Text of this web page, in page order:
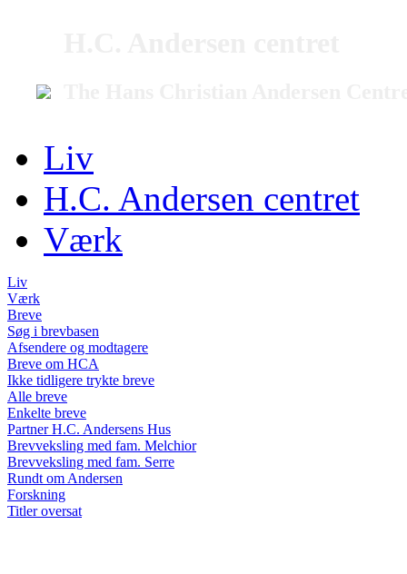
Liv
H.C. Andersen centret
Værk
Liv
Værk
Breve
Søg i brevbasen
Afsendere og modtagere
Breve om HCA
Ikke tidligere trykte breve
Alle breve
Enkelte breve
Partner H.C. Andersens Hus
Brevveksling med fam. Melchior
Brevveksling med fam. Serre
Rundt om Andersen
Forskning
Titler oversat